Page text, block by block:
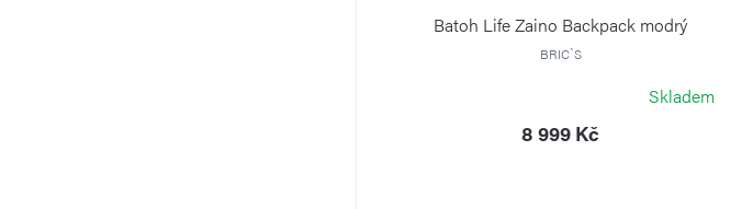
Batoh Life Zaino Backpack modrý
BRIC`S
Skladem
8 999 Kč